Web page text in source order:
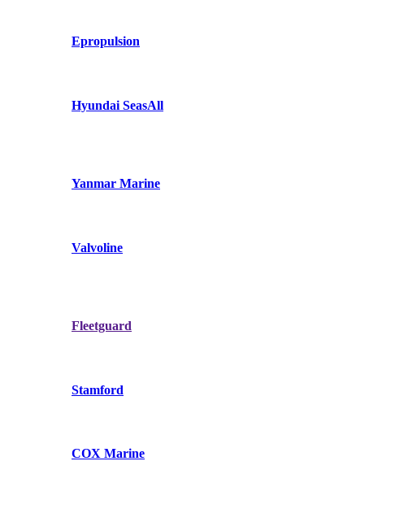
Epropulsion
Hyundai SeasAll
Yanmar Marine
Valvoline
Fleetguard
Stamford
COX Marine